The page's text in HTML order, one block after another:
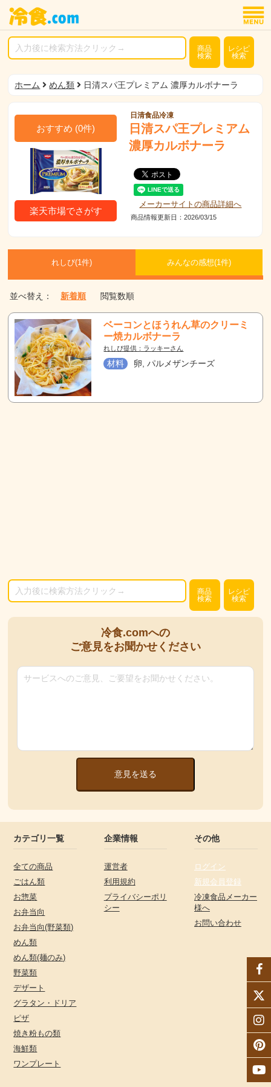
商品
検索
レシピ
検索
ホーム めん類 日清スパ王プレミアム 濃厚カルボナーラ
おすすめ (0件)
楽天市場でさがす
日清食品冷凍
日清スパ王プレミアム
濃厚カルボナーラ
メーカーサイトの商品詳細へ
商品情報更新日：2026/03/15
れしぴ(1件) みんなの感想(1件)
並べ替え： 新着順 閲覧数順
ベーコンとほうれん草のクリーミ
ー焼カルボナーラ
れしぴ提供：ラッキーさん
材料 卵, パルメザンチーズ
商品
検索
レシピ
検索
冷食.comへの
ご意見をお聞かせください
意見を送る
カテゴリ一覧
全ての商品
ごはん類
お惣菜
お弁当向
お弁当向(野菜類)
めん類
めん類(麺のみ)
野菜類
デザート
グラタン・ドリア
ピザ
焼き粉もの類
海鮮類
ワンプレート
企業情報
運営者
利用規約
プライバシーポリ
シー
その他
ログイン
新規会員登録
冷凍食品メーカー
様へ
お問い合わせ